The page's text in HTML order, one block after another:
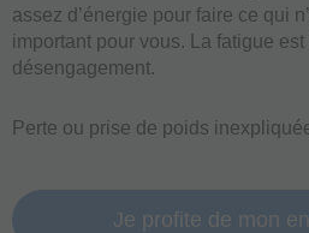
assez d’énergie pour faire ce qui
important pour vous. La fatigue
désengagement.
Perte ou prise de poids
Je profite de mon